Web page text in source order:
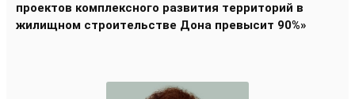
проектов комплексного развития территорий в
жилищном строительстве Дона превысит 90%»